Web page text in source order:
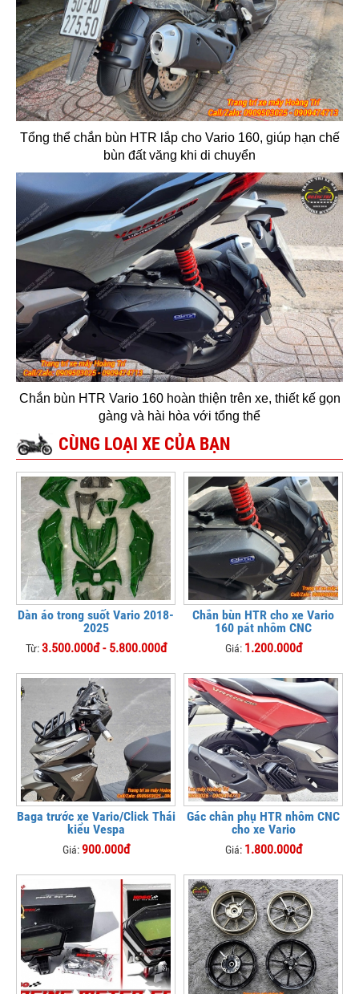
Tổng thể chắn bùn HTR lắp cho Vario 160, giúp hạn chế
bùn đất văng khi di chuyển
Chắn bùn HTR Vario 160 hoàn thiện trên xe, thiết kế gọn
gàng và hài hòa với tổng thể
CÙNG LOẠI XE CỦA BẠN
Dàn áo trong suốt Vario 2018-
2025
Từ:3.500.000đ - 5.800.000đ
Chắn bùn HTR cho xe Vario
160 pát nhôm CNC
Giá: 1.200.000đ
Baga trước xe Vario/Click Thái
kiểu Vespa
Giá:900.000đ
Gác chân phụ HTR nhôm CNC
cho xe Vario
Giá: 1.800.000đ